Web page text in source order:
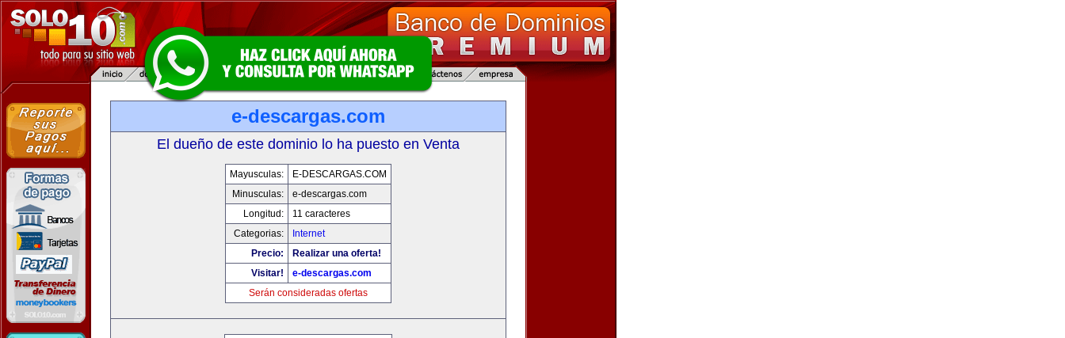
e-descargas.com
El dueño de este dominio lo ha puesto en Venta
Mayusculas:
E-DESCARGAS.COM
Minusculas:
e-descargas.com
Longitud:
11 caracteres
Categorias:
Internet
Precio:
Realizar una oferta!
Visitar!
e-descargas.com
Serán consideradas ofertas